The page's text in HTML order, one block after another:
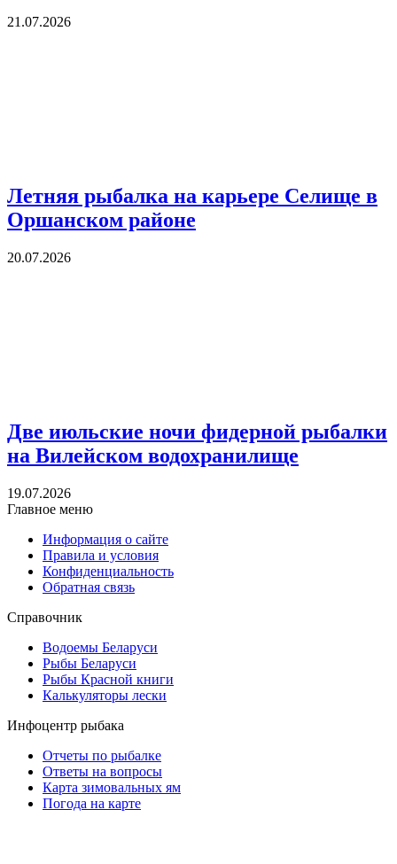
21.07.2026
Летняя рыбалка на карьере Селище в
Оршанском районе
20.07.2026
Две июльские ночи фидерной рыбалки
на Вилейском водохранилище
19.07.2026
Главное меню
Информация о сайте
Правила и условия
Конфиденциальность
Обратная связь
Справочник
Водоемы Беларуси
Рыбы Беларуси
Рыбы Красной книги
Калькуляторы лески
Инфоцентр рыбака
Отчеты по рыбалке
Ответы на вопросы
Карта зимовальных ям
Погода на карте